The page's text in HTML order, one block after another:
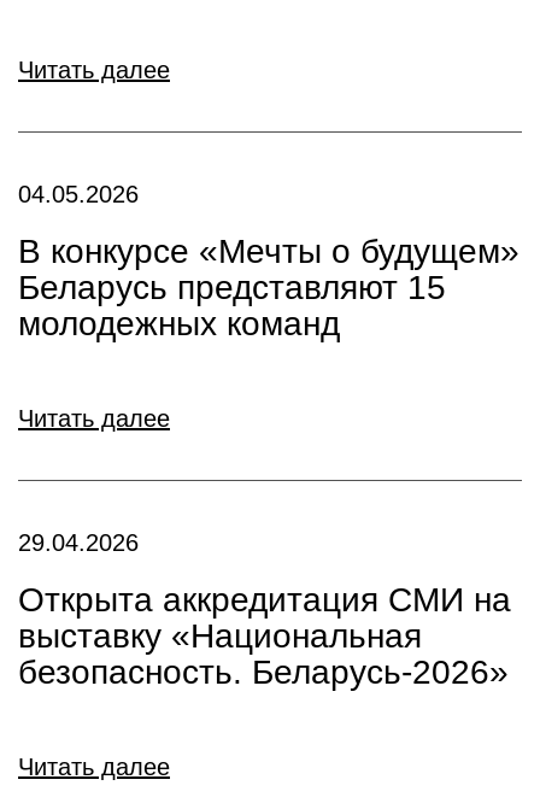
Читать далее
04.05.2026
В конкурсе «Мечты о будущем»
Беларусь представляют 15
молодежных команд
Читать далее
29.04.2026
Открыта аккредитация СМИ на
выставку «Национальная
безопасность. Беларусь-2026»
Читать далее